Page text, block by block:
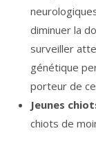
diminuer la
surveiller
génétique
porteur de
Jeunes
chiots de